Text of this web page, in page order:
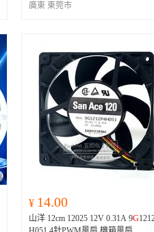
廣東 東莞市
¥ 14.00
山洋 12cm 12025 12V 0.31A 9G